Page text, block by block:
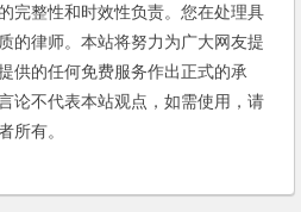
完整性和时效性负责。您在处理具
的律师。本站将努力为广大网友提
供的任何免费服务作出正式的承
论不代表本站观点，如需使用，请
所有。